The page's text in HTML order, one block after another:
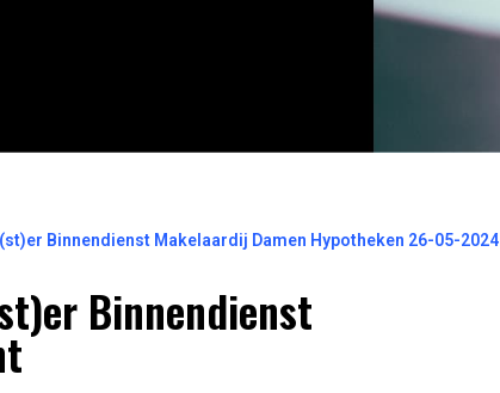
Binnendienst Makelaardij Damen Hypotheken 26-05-2024
Binnendienst